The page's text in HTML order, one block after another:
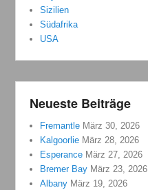
Sizilien
Südafrika
USA
Neueste Beiträge
Fremantle März 30, 2026
Kalgoorlie März 28, 2026
Esperance März 27, 2026
Bremer Bay März 23, 2026
Albany März 19, 2026